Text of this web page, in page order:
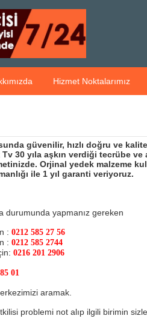
Hizmet Noktalarımız
güvenilir, hızlı doğru ve
30 yıla aşkın verdiği tecrübe
Orjinal yedek malzeme
ile 1 yıl garanti veriyoruz.
durumunda yapmanız gereken
: 0212 585 27 56
: 0212 585 2744
0216 201 2906
01
aramak.
problemi not alıp ilgili birimin